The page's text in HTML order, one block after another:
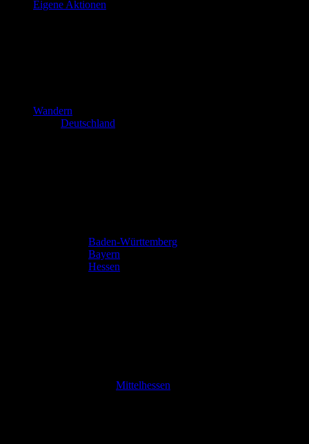
Eigene Aktionen
Wandern
Deutschland
Baden-Württemberg
Bayern
Hessen
Mittelhessen